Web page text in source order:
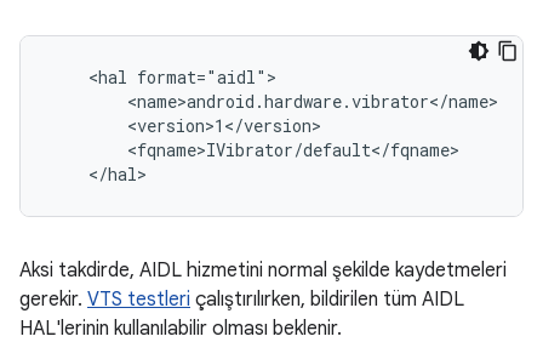
    <hal format="aidl">
        <name>android.hardware.vibrator</name>
        <version>1</version>
        <fqname>IVibrator/default</fqname>
Aksi takdirde, AIDL hizmetini normal şekilde kaydetmeleri
gerekir. VTS testleri çalıştırılırken, bildirilen tüm AIDL
HAL'lerinin kullanılabilir olması beklenir.